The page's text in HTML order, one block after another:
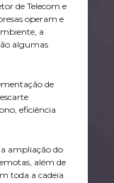
de Telecom e
operam e
a
algumas
de
eficiência
ampliação do
além de
toda a cadeia